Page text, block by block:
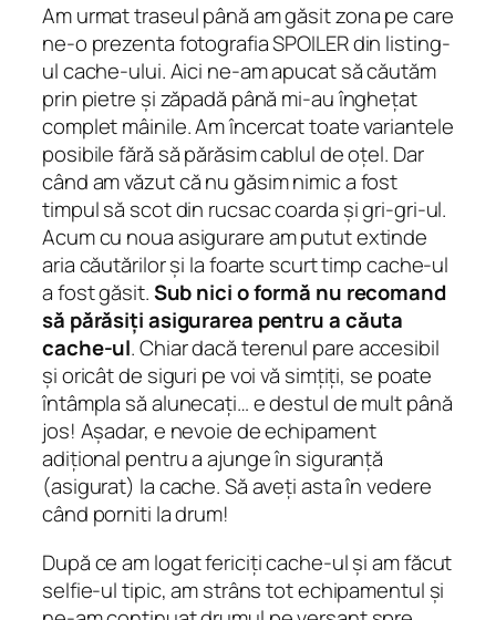
Am urmat traseul până am găsit zona pe care
ne-o prezenta fotografia SPOILER din listing-
ul cache-ului. Aici ne-am apucat să căutăm
prin pietre și zăpadă până mi-au înghețat
complet mâinile. Am încercat toate variantele
posibile fără să părăsim cablul de oțel. Dar
când am văzut că nu găsim nimic a fost
timpul să scot din rucsac coarda și gri-gri-ul.
Acum cu noua asigurare am putut extinde
aria căutărilor și la foarte scurt timp cache-ul
a fost găsit.Sub nici o formă nu recomand
să părăsiți asigurarea pentru a căuta
cache-ul. Chiar dacă terenul pareaccesibil
și oricât de siguri pe voi vă simțiți, se poate
întâmpla să alunecați… e destul de mult până
jos! Așadar, e nevoie de echipament
adițional pentru a ajunge în siguranță
(asigurat) la cache. Să aveți asta în vedere
când porniti la drum!
După ce am logat fericiți cache-ul și am făcut
selfie-ul tipic, am strâns tot echipamentul și